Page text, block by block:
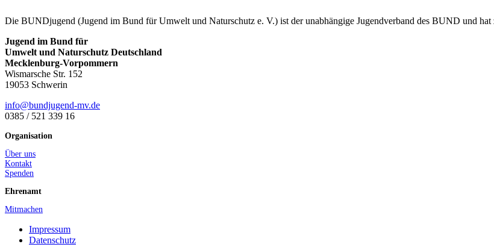
Die BUNDjugend (Jugend im Bund für Umwelt und Naturschutz e. V.) ist der unabhängige Jugendverband des BUND und
Jugend im Bund für
Umwelt und Naturschutz Deutschland
Mecklenburg-Vorpommern
Wismarsche Str. 152
19053 Schwerin
ed.vm-dnegujdnub@ofni
0385 / 521 339 16
Organisation
Über uns
Kontakt
Spenden
Ehrenamt
Mitmachen
Impressum
Datenschutz